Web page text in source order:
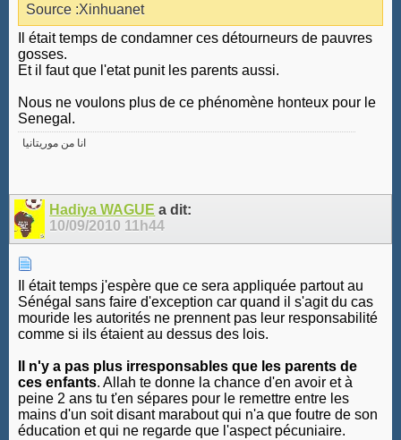
Source :Xinhuanet
Il était temps de condamner ces détourneurs de pauvres
gosses.
Et il faut que l'etat punit les parents aussi.
Nous ne voulons plus de ce phénomène honteux pour le
Senegal.
انا من موريتانيا
Hadiya WAGUE a dit:
10/09/2010 11h44
Il était temps j'espère que ce sera appliquée partout au
Sénégal sans faire d'exception car quand il s'agit du cas
mouride les autorités ne prennent pas leur responsabilité
comme si ils étaient au dessus des lois.
Il n'y a pas plus irresponsables que les parents de
ces enfants. Allah te donne la chance d'en avoir et à
peine 2 ans tu t'en sépares pour le remettre entre les
mains d'un soit disant marabout qui n'a que foutre de son
éducation et qui ne regarde que l'aspect pécuniaire.